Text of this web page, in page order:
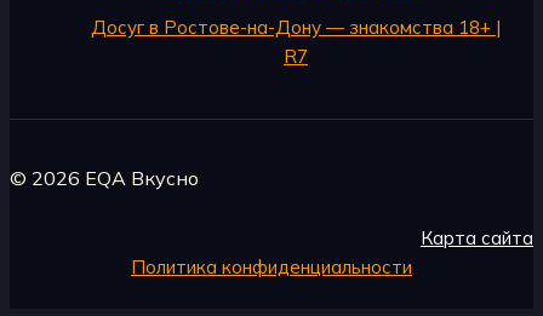
Досуг в Ростове-на-Дону — знакомства 18+ |
R7
© 2026 EQA Вкусно
Карта сайта
Политика конфиденциальности